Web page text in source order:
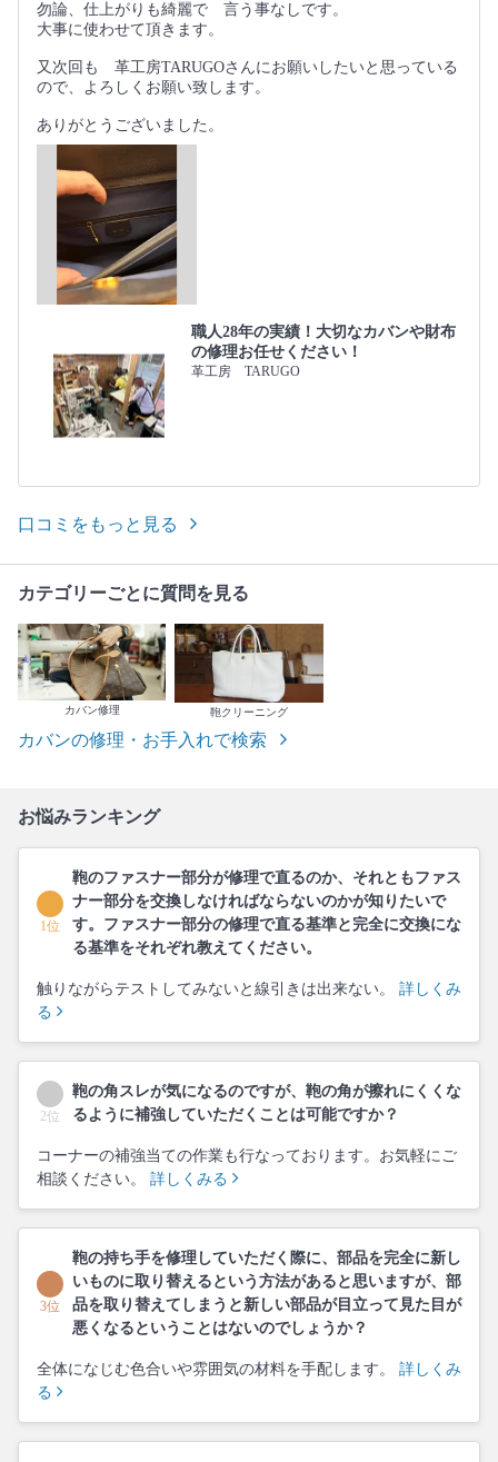
勿論、仕上がりも綺麗で 言う事なしです。
大事に使わせて頂きます。
又次回も 革工房TARUGOさんにお願いしたいと思っている
ので、よろしくお願い致します。
ありがとうございました。
職人28年の実績！大切なカバンや財布
の修理お任せください！
革工房 TARUGO
口コミをもっと見る
カテゴリーごとに質問を見る
カバン修理 鞄クリーニング
カバンの修理・お手入れで検索
お悩みランキング
1位
鞄のファスナー部分が修理で直るのか、それともファス
ナー部分を交換しなければならないのかが知りたいで
す。ファスナー部分の修理で直る基準と完全に交換にな
る基準をそれぞれ教えてください。
触りながらテストしてみないと線引きは出来ない。 詳しくみ
る
2位
鞄の角スレが気になるのですが、鞄の角が擦れにくくな
るように補強していただくことは可能ですか？
コーナーの補強当ての作業も行なっております。お気軽にご
相談ください。 詳しくみる
3位
鞄の持ち手を修理していただく際に、部品を完全に新し
いものに取り替えるという方法があると思いますが、部
品を取り替えてしまうと新しい部品が目立って見た目が
悪くなるということはないのでしょうか？
全体になじむ色合いや雰囲気の材料を手配します。 詳しくみ
る